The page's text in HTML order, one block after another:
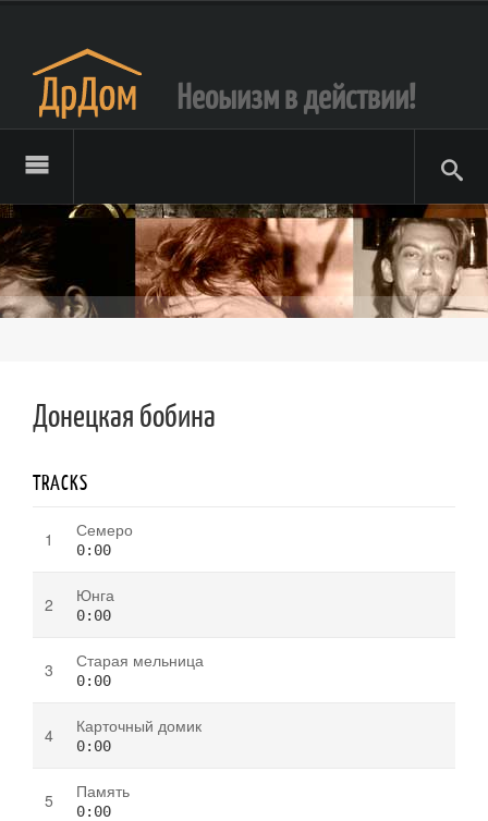
Неоыизм в действии!
Донецкая бобина
TRACKS
Семеро
0:00
Юнга
0:00
Старая мельница
0:00
Карточный домик
0:00
Память
0:00